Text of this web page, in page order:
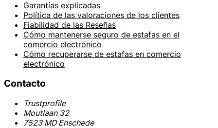
Garantías explicadas
Política de las valoraciones de los clientes
Fiabilidad de las Reseñas
Cómo mantenerse seguro de estafas en el
comercio electrónico
Cómo recuperarse de estafas en comercio
electrónico
Contacto
Trustprofile
Moutlaan 32
7523 MD Enschede